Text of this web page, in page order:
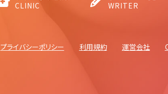
CLINIC WRITER
プライバシーポリシー 利用規約 運営会社